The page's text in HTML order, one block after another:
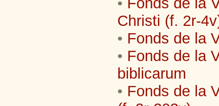
Christi (f. 2r-
• Fonds de la
• Fonds de la
biblicarum
• Fonds de la